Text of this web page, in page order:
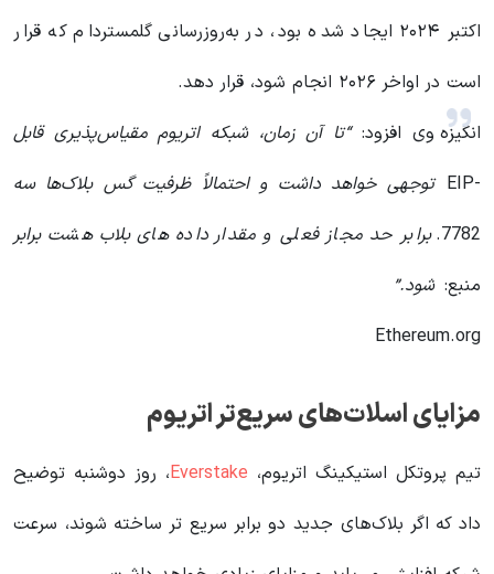
اکتبر ۲۰۲۴ ایجاد شده بود، در به‌روزرسانی گلمستردام که قرار
است در اواخر ۲۰۲۶ انجام شود، قرار دهد.
وی افزود: “تا آن زمان، شبکه اتریوم مقیاس‌پذیری قابل
توجهی خواهد داشت و احتمالاً ظرفیت گس بلاک‌ها سه
برابر حد مجاز فعلی و مقدار داده های بلاب هشت برابر
شود.”
انگیزه
EIP-
7782.
منبع:
Ethereum.org
مزایای اسلات‌های سریع‌تر اتریوم
تیم پروتکل استیکینگ اتریوم، Everstake، روز دوشنبه توضیح
داد که اگر بلاک‌های جدید دو برابر سریع تر ساخته شوند، سرعت